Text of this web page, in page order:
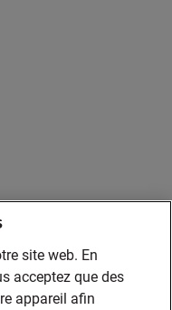
site web. En
acceptez que des
appareil afin